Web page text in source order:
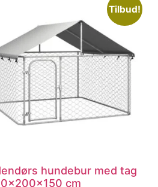
Tilbud!
hundebur med tag
cm